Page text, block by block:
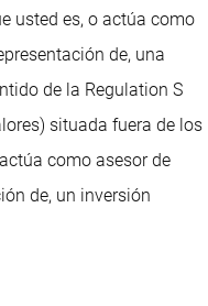
usted es, o actúa como
de, una
de la Regulation S
situada fuera de los
como asesor de
de, un inversión